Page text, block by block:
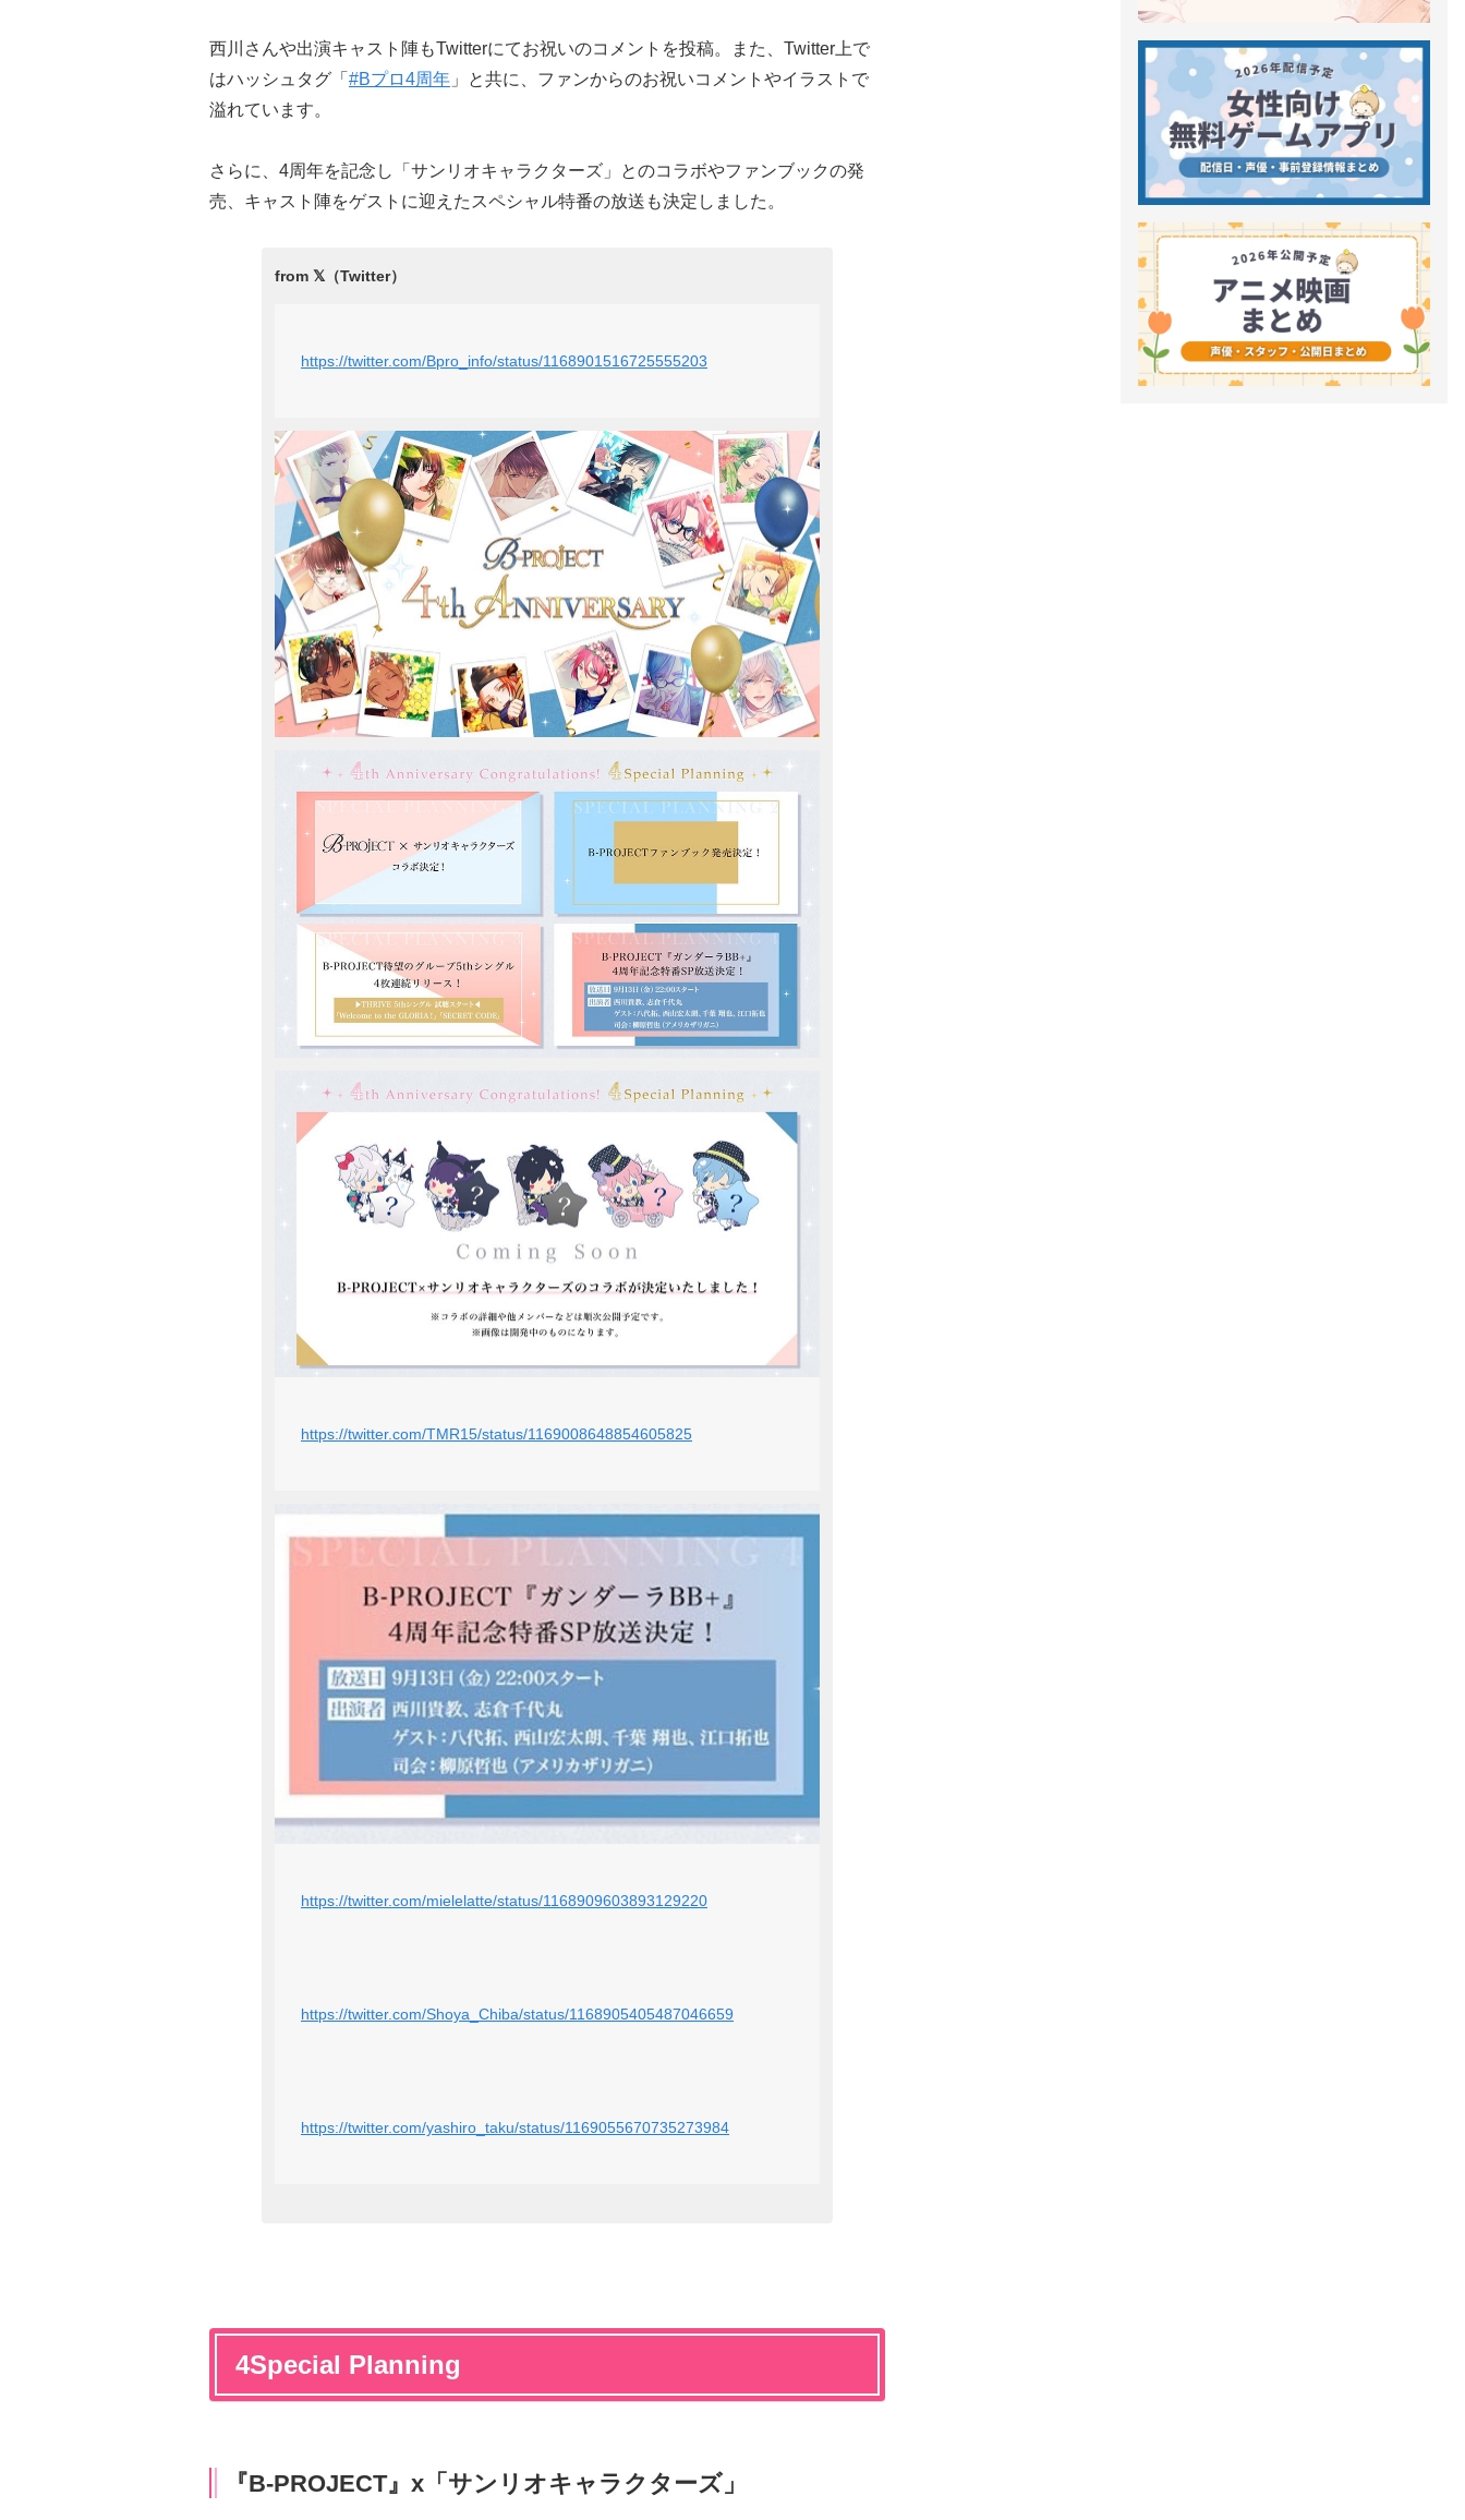
西川さんや出演キャスト陣もTwitterにてお祝いのコメントを投稿。また、Twitter上で
はハッシュタグ「 #Bプロ4周年 」と共に、ファンからのお祝いコメントやイラストで
溢れています。
さらに、4周年を記念し「サンリオキャラクターズ」とのコラボやファンブックの発
売、キャスト陣をゲストに迎えたスペシャル特番の放送も決定しました。
https://twitter.com/Bpro_info/status/1168901516725555203
https://twitter.com/TMR15/status/1169008648854605825
https://twitter.com/mielelatte/status/1168909603893129220
https://twitter.com/Shoya_Chiba/status/1168905405487046659
https://twitter.com/yashiro_taku/status/1169055670735273984
4Special Planning
『B-PROJECT』x「サンリオキャラクターズ」